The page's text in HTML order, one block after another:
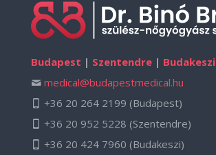
Budapest | Szentendre | Budakeszi
medical@budapestmedical.hu
+36 20 264 2199 (Budapest)
+36 20 952 5228 (Szentendre)
+36 20 424 7960 (Budakeszi)